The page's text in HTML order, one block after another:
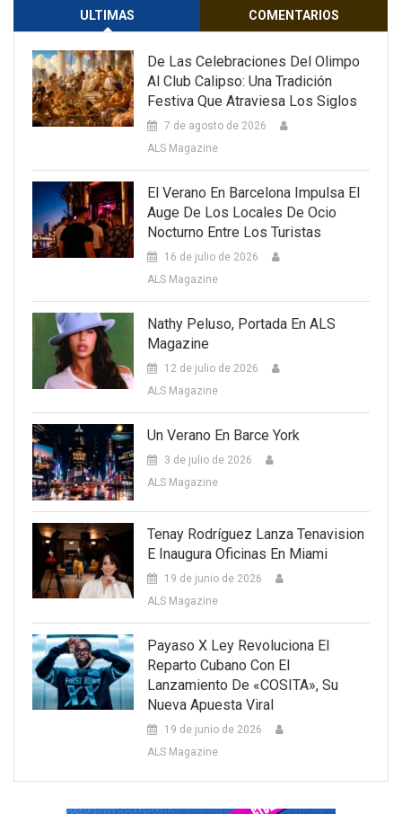
ULTIMAS COMENTARIOS
De Las Celebraciones Del Olimpo
Al Club Calipso: Una Tradición
Festiva Que Atraviesa Los Siglos
7 de agosto de 2026
ALS Magazine
El Verano En Barcelona Impulsa El
Auge De Los Locales De Ocio
Nocturno Entre Los Turistas
16 de julio de 2026
ALS Magazine
Nathy Peluso, Portada En ALS
Magazine
12 de julio de 2026
ALS Magazine
Un Verano En Barce York
3 de julio de 2026
ALS Magazine
Tenay Rodríguez Lanza Tenavision
E Inaugura Oficinas En Miami
19 de junio de 2026
ALS Magazine
Payaso X Ley Revoluciona El
Reparto Cubano Con El
Lanzamiento De «COSITA», Su
Nueva Apuesta Viral
19 de junio de 2026
ALS Magazine